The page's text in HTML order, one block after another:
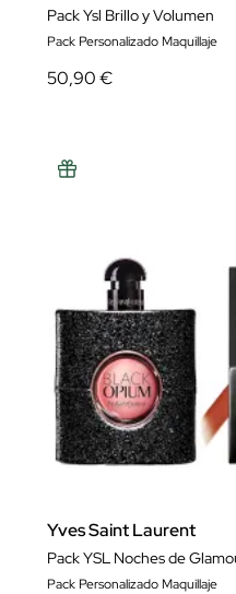
Pack Ysl Brillo y Volumen
Pack Personalizado Maquillaje
50,90 €
Yves Saint Laurent
Pack YSL Noches de
Pack Personalizado Maquillaje